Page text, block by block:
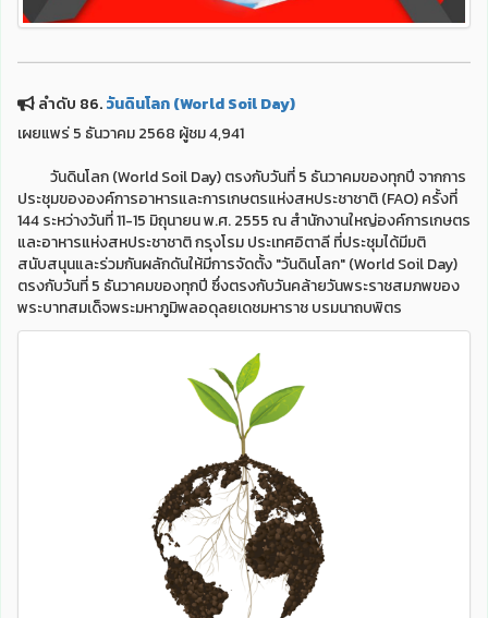
ลำดับ 86.วันดินโลก (World Soil Day)
เผยแพร่ 5 ธันวาคม 2568 ผู้ชม 4,941
วันดินโลก (World Soil Day) ตรงกับวันที่ 5 ธันวาคมของทุกปี จากการ
ประชุมขององค์การอาหารและการเกษตรแห่งสหประชาชาติ (FAO) ครั้งที่
144 ระหว่างวันที่ 11-15 มิถุนายน พ.ศ. 2555 ณ สำนักงานใหญ่องค์การเกษตร
และอาหารแห่งสหประชาชาติ กรุงโรม ประเทศอิตาลี ที่ประชุมได้มีมติ
สนับสนุนและร่วมกันผลักดันให้มีการจัดตั้ง "วันดินโลก" (World Soil Day)
ตรงกับวันที่ 5 ธันวาคมของทุกปี ซึ่งตรงกับวันคล้ายวันพระราชสมภพของ
พระบาทสมเด็จพระมหาภูมิพลอดุลยเดชมหาราช บรมนาถบพิตร